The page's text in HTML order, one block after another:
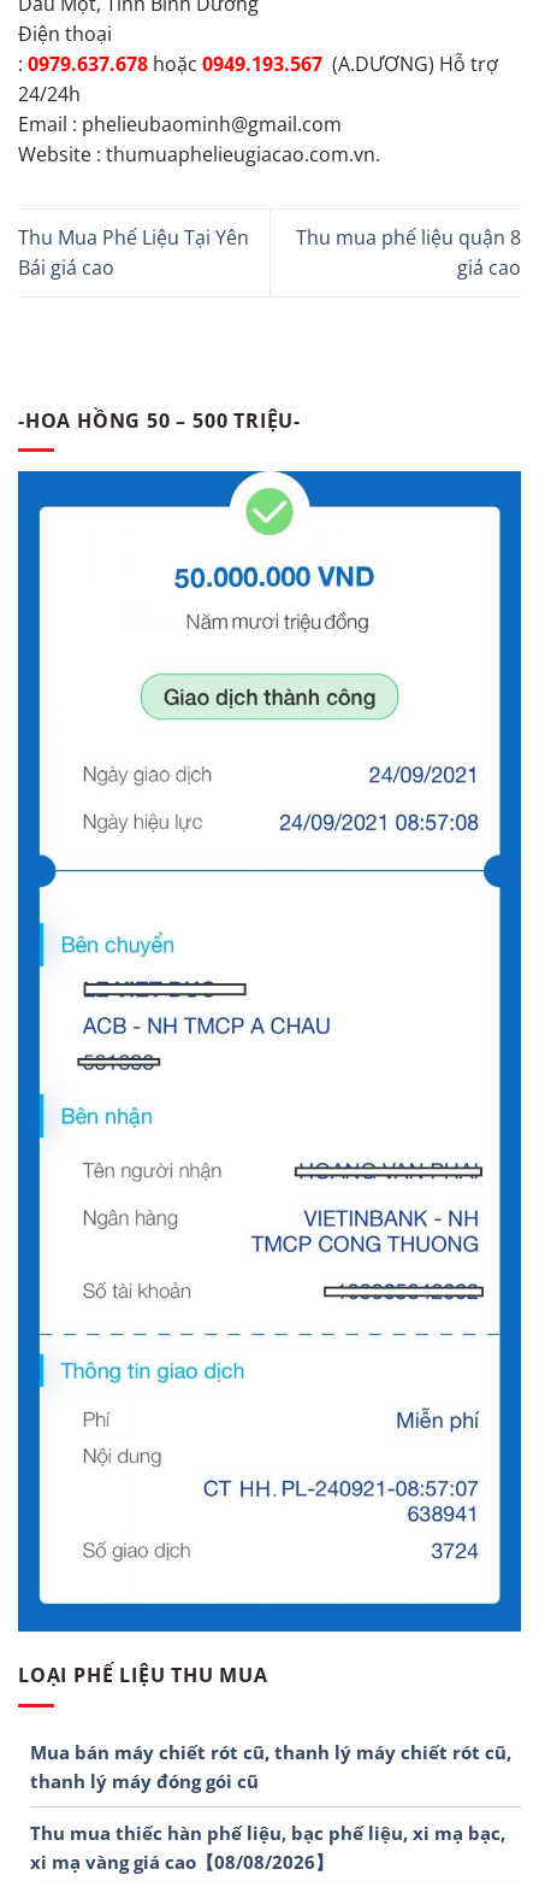
Điện thoại
: 0979.637.678 hoặc 0949.193.567 (A.DƯƠNG) Hỗ trợ
24/24h
Email : phelieubaominh@gmail.com
Website : thumuaphelieugiacao.com.vn.
Thu Mua Phế Liệu Tại Yên
Bái giá cao
Thu mua phế liệu quận 8
giá cao
-HOA HỒNG 50 – 500 TRIỆU-
LOẠI PHẾ LIỆU THU MUA
Mua bán máy chiết rót cũ, thanh lý máy chiết rót cũ,
thanh lý máy đóng gói cũ
Thu mua thiếc hàn phế liệu, bạc phế liệu, xi mạ bạc,
xi mạ vàng giá cao【08/08/2026】